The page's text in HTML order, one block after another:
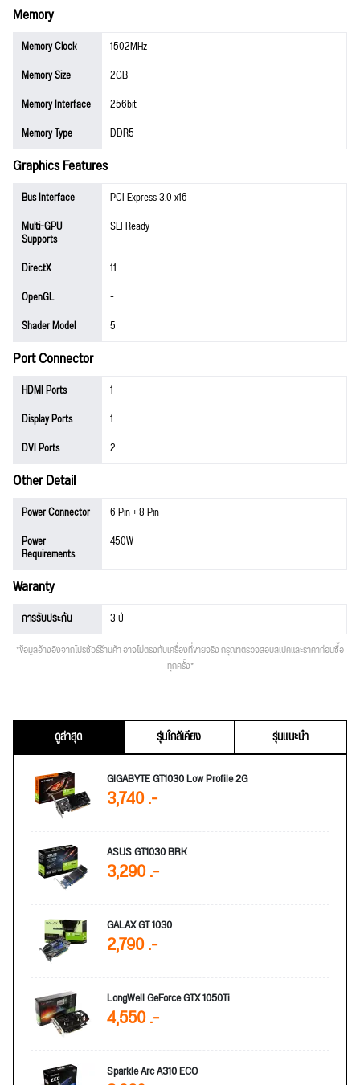
Memory
Memory Clock
1502MHz
Memory Size
2GB
Memory Interface
256bit
Memory Type
DDR5
Graphics Features
Bus Interface
PCI Express 3.0 x16
Multi-GPU
Supports
SLI Ready
DirectX
11
OpenGL
-
Shader Model
5
Port Connector
HDMI Ports
1
Display Ports
1
DVI Ports
2
Other Detail
Power Connector
6 Pin + 8 Pin
Power
Requirements
450W
Waranty
การรับประกัน 3 ปี
*ข้อมูลอ้างอิงจากโปรชัวร์ร้านค้า อาจไม่ตรงกับเครื่องที่ขายจริง กรุณาตรวจสอบสเปคและราคาก่อนซื้อ
ทุกครั้ง*
ดูล่าสุด รุ่นใกล้เคียง
รุ่นแนะนำ
GIGABYTE GT1030 Low Profile 2G
3,740 .-
ASUS GT1030 BRK
3,290 .-
GALAX GT 1030
2,790 .-
LongWell GeForce GTX 1050Ti
4,550 .-
Sparkle Arc A310 ECO